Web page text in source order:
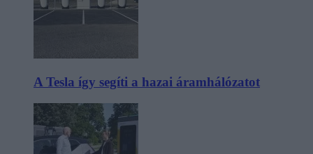
A Tesla így segíti a hazai áramhálózatot